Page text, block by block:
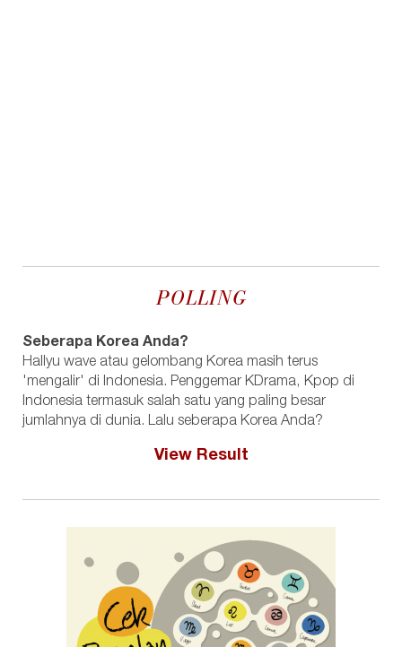
POLLING
Seberapa Korea Anda?
Hallyu wave atau gelombang Korea masih terus
'mengalir' di Indonesia. Penggemar KDrama, Kpop di
Indonesia termasuk salah satu yang paling besar
jumlahnya di dunia. Lalu seberapa Korea Anda?
View Result